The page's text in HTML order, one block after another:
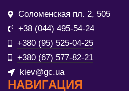
Соломенская пл. 2, 505
+38 (044) 495-54-24
+380 (95) 525-04-25
+380 (67) 577-82-21
kiev@gc.ua
НАВИГАЦИЯ